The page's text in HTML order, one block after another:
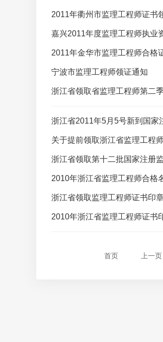
2011年衢州市监理工程师证书
嘉兴2011年度监理工程师执业
2011年金华市监理工程师合格
宁波市监理工程师领证通知
浙江省领取省监理工程师第二
浙江省2011年5月5号新到国家
关于提前领取浙江省监理工程
浙江省领取第十二批国家注册
2010年浙江省监理工程师合格
浙江省领取监理工程师证书印
2010年浙江省监理工程师证书
首页 上一页